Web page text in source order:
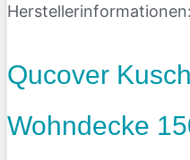
Herstellerinformationen:
Qucover
Wohndecke